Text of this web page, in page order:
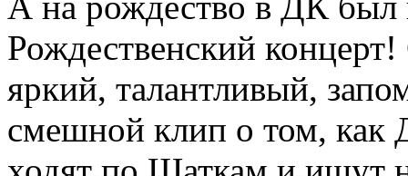
Рождественский
яркий, талантливый,
смешной клип о том, как